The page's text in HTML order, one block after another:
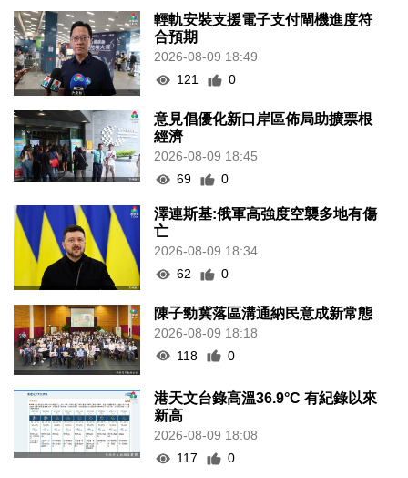
輕軌安裝支援電子支付閘機進度符
合預期
2026-08-09 18:49
121
0
意見倡優化新口岸區佈局助擴票根
經濟
2026-08-09 18:45
69
0
澤連斯基:俄軍高強度空襲多地有傷
亡
2026-08-09 18:34
62
0
陳子勁冀落區溝通納民意成新常態
2026-08-09 18:18
118
0
港天文台錄高溫36.9°C 有紀錄以來
新高
2026-08-09 18:08
117
0